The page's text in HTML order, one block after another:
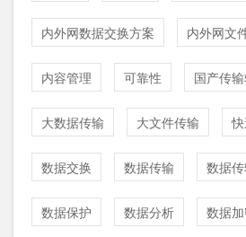
内外网数据交换方案 内外网文
内容管理 可靠性 国产传
大数据传输 大文件传输
数据交换 数据传输 数据
数据保护 数据分析 数据